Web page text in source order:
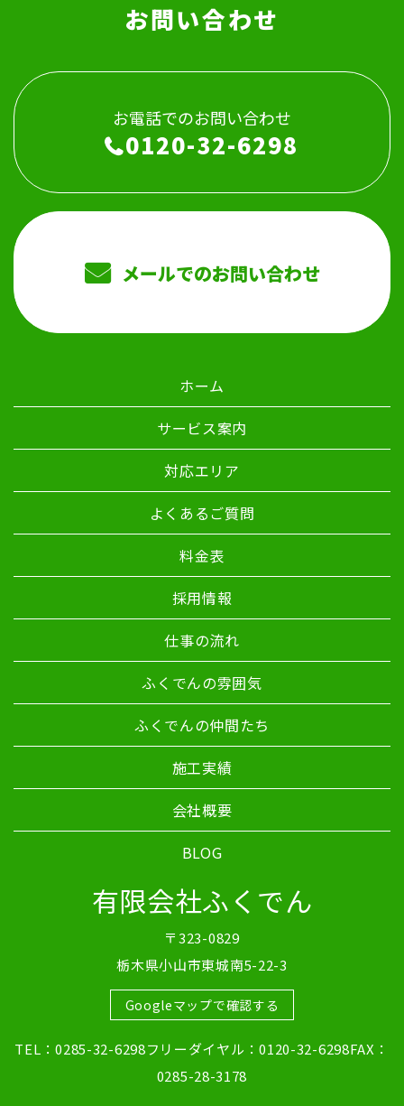
お問い合わせ
お電話でのお問い合わせ
0120-32-6298
メールでのお問い合わせ
ホーム
サービス案内
対応エリア
よくあるご質問
料金表
採用情報
仕事の流れ
ふくでんの雰囲気
ふくでんの仲間たち
施工実績
会社概要
BLOG
有限会社ふくでん
〒323-0829
栃木県小山市東城南5-22-3
Googleマップで確認する
TEL：0285-32-6298フリーダイヤル：0120-32-6298FAX：
0285-28-3178